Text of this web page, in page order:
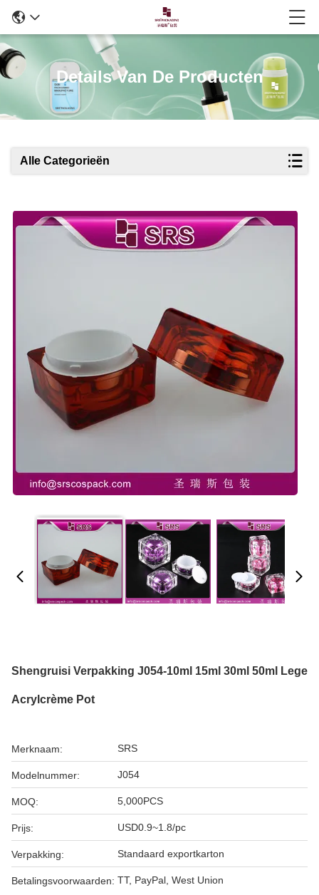
Details Van De Producten
Alle Categorieën
Shengruisi Verpakking J054-10ml 15ml 30ml 50ml Lege
Acrylcrème Pot
Merknaam: SRS
Modelnummer: J054
MOQ: 5,000PCS
Prijs: USD0.9~1.8/pc
Verpakking: Standaard exportkarton
Betalingsvoorwaarden: TT, PayPal, West Union